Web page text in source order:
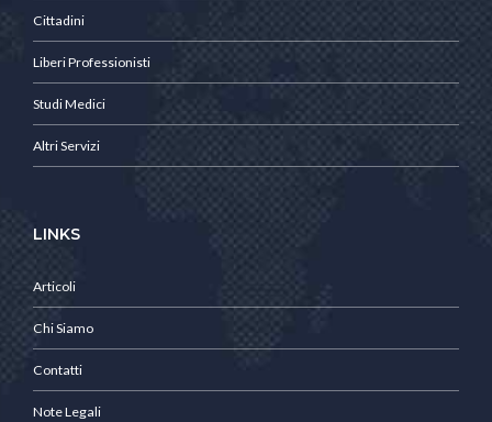
Cittadini
Liberi Professionisti
Studi Medici
Altri Servizi
LINKS
Articoli
Chi Siamo
Contatti
Note Legali